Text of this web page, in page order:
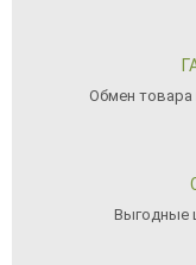
Обмен товара
Выгодные